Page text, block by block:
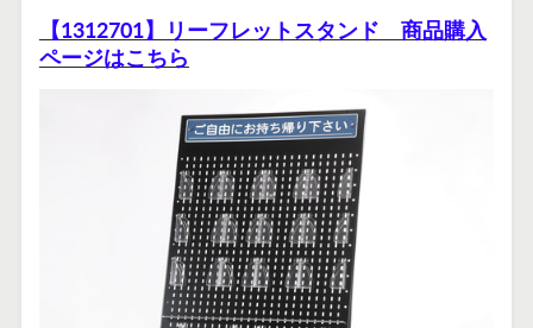
【1312701】リーフレットスタンド 商品購入
ページはこちら